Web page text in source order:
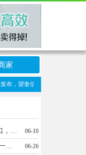
家
，望奎信息网不承担任何责
望奎县万通报废站雇做饭打扫卫生老两口，联系电话13039683345 06-10
招聘： 鑫源二楼餐厅麻辣烫招聘钟点工一名 上午10：30–下午1：30 要求：干净利索，活不累 中午饭口勿扰，有意者详谈 电话：13796549108 06-26